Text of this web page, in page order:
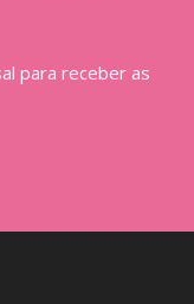
para receber as